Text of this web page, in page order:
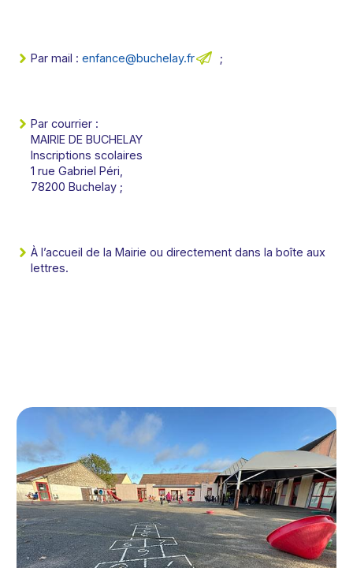
Par mail :rf.yalehcub@ecnafne ;
Par courrier :
MAIRIE DE BUCHELAY
Inscriptions scolaires
1 rue Gabriel Péri,
78200 Buchelay ;
À l’accueil de la Mairie ou directement dans la boîte aux
lettres.